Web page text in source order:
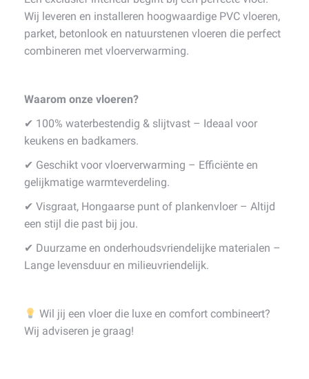
Wij leveren en installeren hoogwaardige PVC vloeren,
parket, betonlook en natuurstenen vloeren die perfect
combineren met vloerverwarming.
Waarom onze vloeren?
✔ 100% waterbestendig & slijtvast – Ideaal voor
keukens en badkamers.
✔ Geschikt voor vloerverwarming – Efficiënte en
gelijkmatige warmteverdeling.
✔ Visgraat, Hongaarse punt of plankenvloer – Altijd
een stijl die past bij jou.
✔ Duurzame en onderhoudsvriendelijke materialen –
Lange levensduur en milieuvriendelijk.
Wil jij een vloer die luxe en comfort combineert?
Wij adviseren je graag!